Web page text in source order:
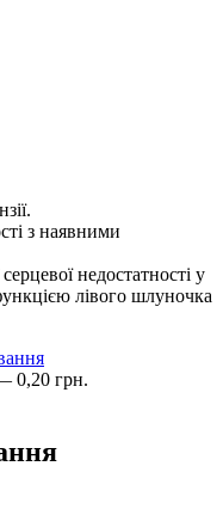
з наявними
недостатності у
лівого шлуночка
0,20 грн.